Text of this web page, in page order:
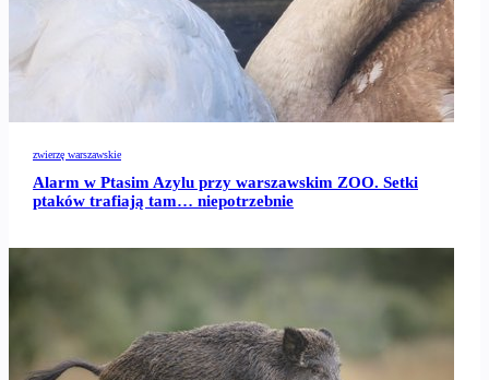
zwierzę warszawskie
Alarm w Ptasim Azylu przy warszawskim ZOO. Setki
ptaków trafiają tam… niepotrzebnie